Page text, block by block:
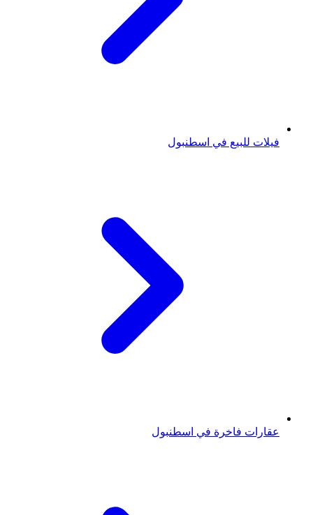
فيلات للبيع في اسطنبول
عقارات فاخرة في اسطنبول